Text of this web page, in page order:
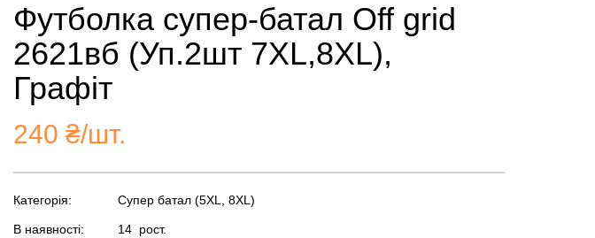
Футболка супер-батал Off grid
2621вб (Уп.2шт 7XL,8XL),
Графіт
240 ₴/шт.
Категорія: Супер батал (5XL, 8XL)
В наявності: 14 рост.